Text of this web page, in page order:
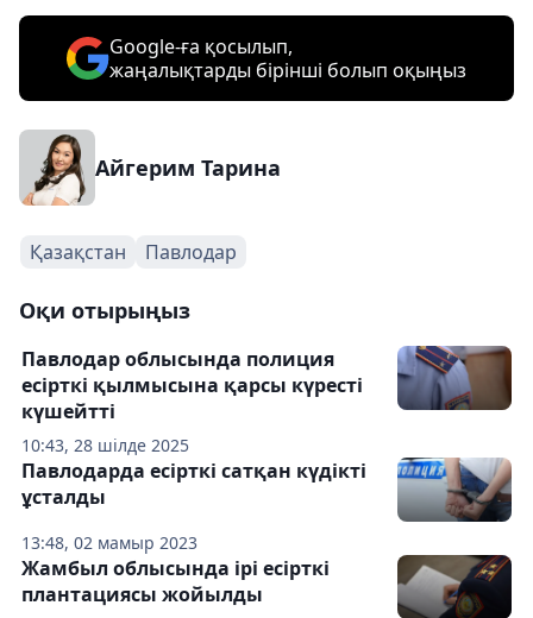
Google-ға қосылып,
жаңалықтарды бірінші болып оқыңыз
Айгерим Тарина
Қазақстан Павлодар
Оқи отырыңыз
10:43, 28 шілде 2025
Павлодар облысында полиция
есірткі қылмысына қарсы күресті
күшейтті
13:48, 02 мамыр 2023
Павлодарда есірткі сатқан күдікті
ұсталды
Жамбыл облысында ірі есірткі
плантациясы жойылды